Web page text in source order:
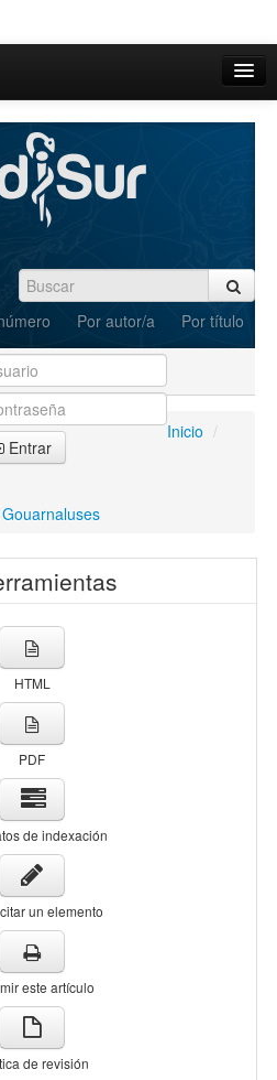
Por autor/a Por título
Entrar
Inicio /
Gouarnaluses
HTML
PDF
de indexación
un elemento
este artículo
de revisión